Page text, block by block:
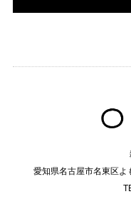
愛知県名古屋市名東区